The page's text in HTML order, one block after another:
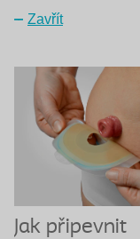
Zavřít
Jak připevnit